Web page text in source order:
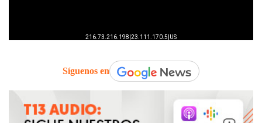
Síguenos en